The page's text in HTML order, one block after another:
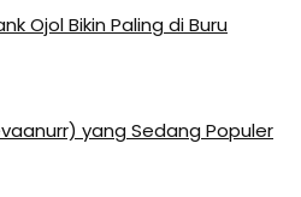
Ojol Bikin Paling di Buru
yang Sedang Populer